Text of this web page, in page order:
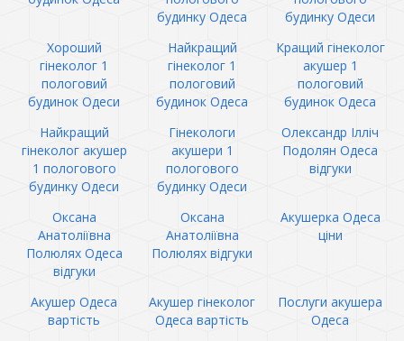
будинку Одеса
будинку Одеси
Хороший
гінеколог 1
пологовий
будинок Одеси
Найкращий
гінеколог 1
пологовий
будинок Одеса
Кращий гінеколог
акушер 1
пологовий
будинок Одеса
Найкращий
гінеколог акушер
1 пологового
будинку Одеси
Гінекологи
акушери 1
пологового
будинку Одеси
Олександр Ілліч
Подолян Одеса
відгуки
Оксана
Анатоліївна
Полюлях Одеса
відгуки
Оксана
Анатоліївна
Полюлях відгуки
Акушерка Одеса
ціни
Акушер Одеса
вартість
Акушер гінеколог
Одеса вартість
Послуги акушера
Одеса